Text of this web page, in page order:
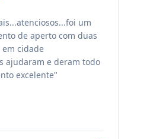
um
de aperto com duas
cidade
ajudaram e deram todo
excelente"